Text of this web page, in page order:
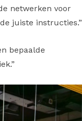
netwerken voor
juiste instructies.”
bepaalde